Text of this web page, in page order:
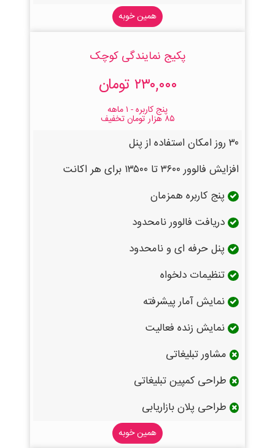
همین خوبه
پکیج نمایندگی کوچک
۲۳۰,۰۰۰ تومان
پنج کاربره - ۱ ماهه
۸۵ هزار تومان تخفیف
۳۰ روز امکان استفاده از پنل
افزایش فالوور ۳۶۰۰ تا ۱۳۵۰۰ برای هر اکانت
پنج کاربره همزمان
دریافت فالوور نامحدود
پنل حرفه ای و نامحدود
تنظیمات دلخواه
نمایش آمار پیشرفته
نمایش زنده فعالیت
مشاور تبلیغاتی
طراحی کمپین تبلیغاتی
طراحی پلان بازاریابی
همین خوبه